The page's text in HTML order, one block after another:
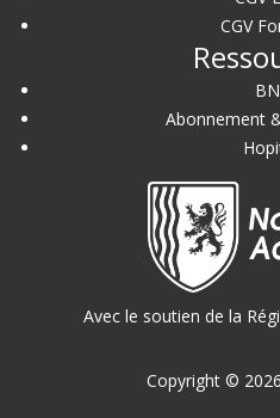
CGV
Abonnement
Avec le soutien de la
Copyright © 2026